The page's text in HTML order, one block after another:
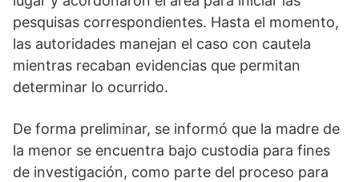
pesquisas correspondientes. Hasta el momento,
las autoridades manejan el caso con cautela
mientras recaban evidencias que permitan
determinar lo ocurrido.
De forma preliminar, se informó que la madre de
la menor se encuentra bajo custodia para fines
de investigación, como parte del proceso para